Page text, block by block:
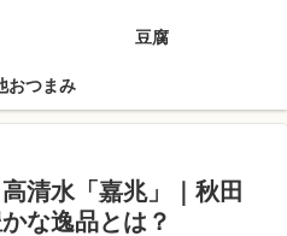
豆腐
おつまみ
清水「嘉兆」｜秋田
な逸品とは？